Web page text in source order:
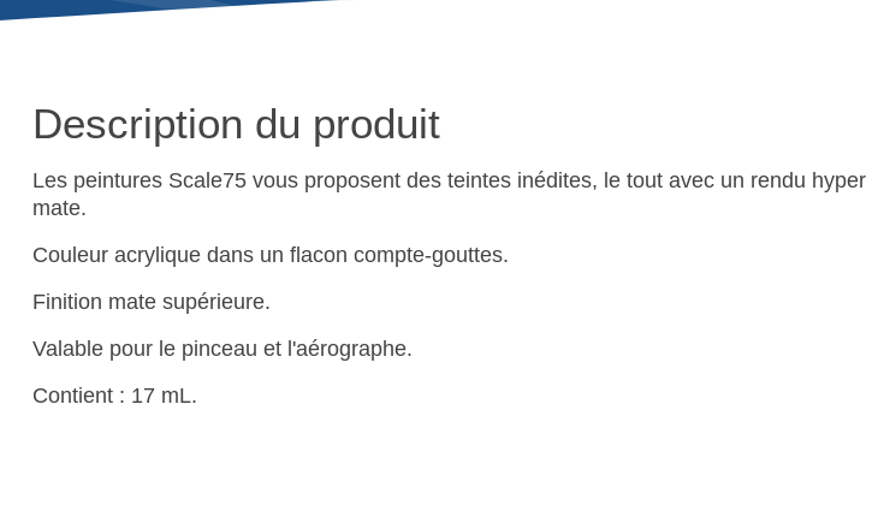
Description du produit
Les peintures Scale75 vous proposent des teintes inédites, le tout avec un rendu hyper
mate.
Couleur acrylique dans un flacon compte-gouttes.
Finition mate supérieure.
Valable pour le pinceau et l'aérographe.
Contient : 17 mL.